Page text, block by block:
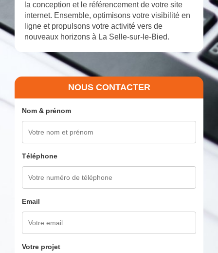
la conception et le référencement de votre site
internet. Ensemble, optimisons votre visibilité en
ligne et propulsons votre activité vers de
nouveaux horizons à La Selle-sur-le-Bied.
NOUS CONTACTER
Nom & prénom
Téléphone
Email
Votre projet